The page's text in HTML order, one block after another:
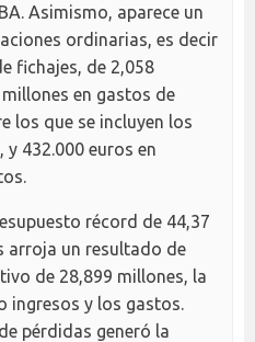
Asimismo, aparece un
ordinarias, es decir
fichajes, de 2,058
en gastos de
los que se incluyen los
432.000 euros en
récord de 44,37
arroja un resultado de
de 28,899 millones, la
ingresos y los gastos.
pérdidas generó la